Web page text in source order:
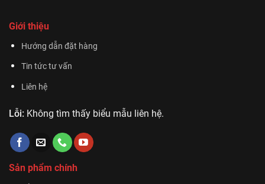
Giới thiệu
Hướng dẫn đặt hàng
Tin tức tư vấn
Liên hệ
Lỗi: Không tìm thấy biểu mẫu liên hệ.
Sản phẩm chính